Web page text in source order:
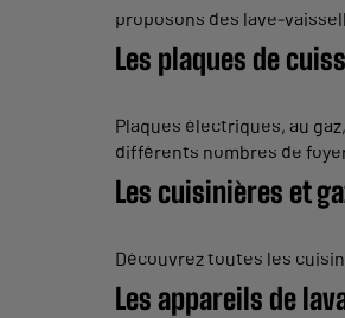
proposons des lave-
Les plaques de
Plaques électriques, au
différents nombres de
Les cuisinières et
Découvrez toutes les
Les appareils de